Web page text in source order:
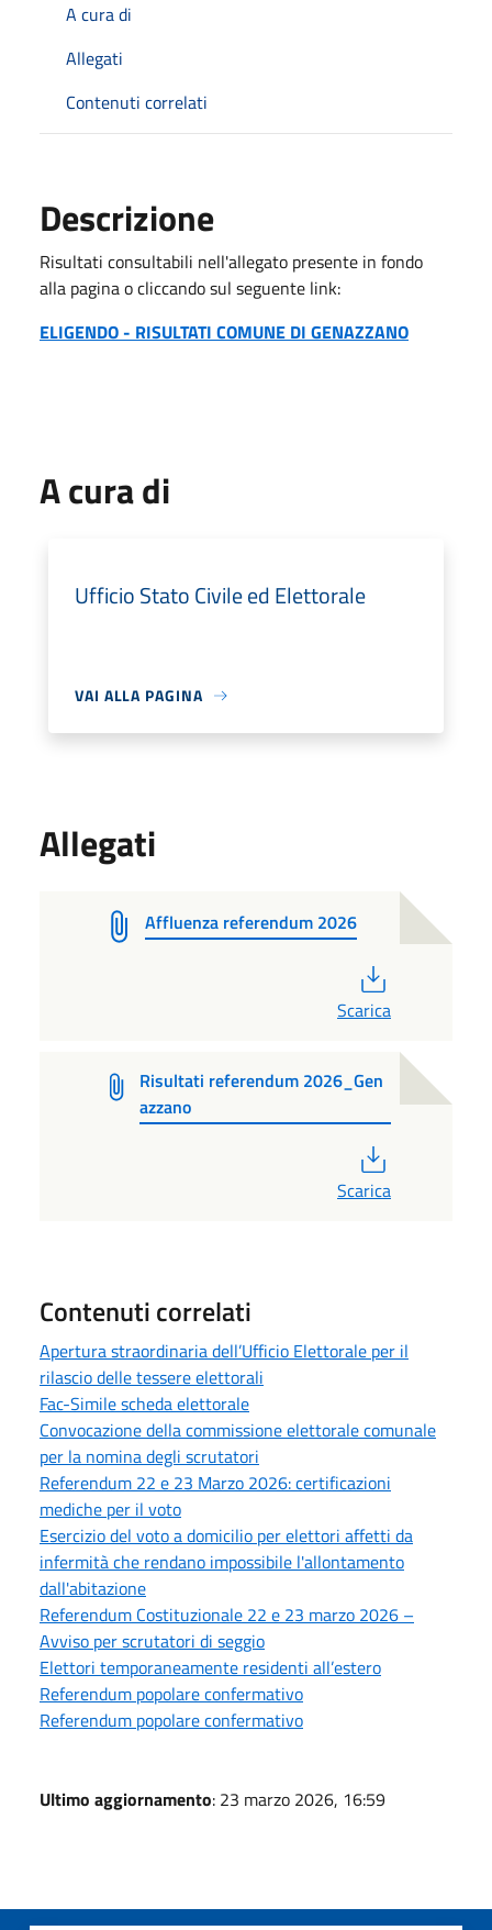
A cura di
Allegati
Contenuti correlati
Descrizione
Risultati consultabili nell'allegato presente in fondo
alla pagina o cliccando sul seguente link:
ELIGENDO - RISULTATI COMUNE DI GENAZZANO
A cura di
Ufficio Stato Civile ed Elettorale
VAI ALLA PAGINA
Allegati
Affluenza referendum 2026
Scarica
Risultati referendum 2026_Gen
azzano
Scarica
Contenuti correlati
Apertura straordinaria dell’Ufficio Elettorale per il
rilascio delle tessere elettorali
Fac-Simile scheda elettorale
Convocazione della commissione elettorale comunale
per la nomina degli scrutatori
Referendum 22 e 23 Marzo 2026: certificazioni
mediche per il voto
Esercizio del voto a domicilio per elettori affetti da
infermità che rendano impossibile l'allontamento
dall'abitazione
Referendum Costituzionale 22 e 23 marzo 2026 –
Avviso per scrutatori di seggio
Elettori temporaneamente residenti all’estero
Referendum popolare confermativo
Referendum popolare confermativo
Ultimo aggiornamento: 23 marzo 2026, 16:59